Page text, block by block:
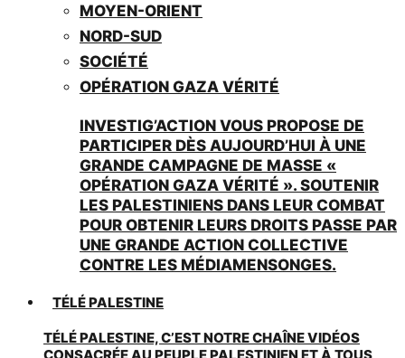
MOYEN-ORIENT
NORD-SUD
SOCIÉTÉ
OPÉRATION GAZA VÉRITÉ
INVESTIG’ACTION VOUS PROPOSE DE
PARTICIPER DÈS AUJOURD’HUI À UNE
GRANDE CAMPAGNE DE MASSE «
OPÉRATION GAZA VÉRITÉ ». SOUTENIR
LES PALESTINIENS DANS LEUR COMBAT
POUR OBTENIR LEURS DROITS PASSE PAR
UNE GRANDE ACTION COLLECTIVE
CONTRE LES MÉDIAMENSONGES.
TÉLÉ PALESTINE
TÉLÉ PALESTINE, C’EST NOTRE CHAÎNE VIDÉOS